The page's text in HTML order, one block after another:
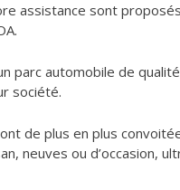
assistance sont
parc automobile de
société.
de plus en plus
neuves ou d’occasion,